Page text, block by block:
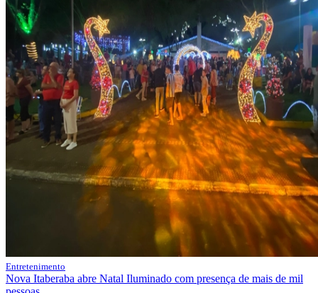
Entretenimento
Nova Itaberaba abre Natal Iluminado com presença de mais de mil